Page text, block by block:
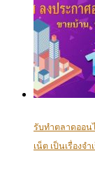
รับทำตลาดออ
เน็ต เป็นเรื่องจ